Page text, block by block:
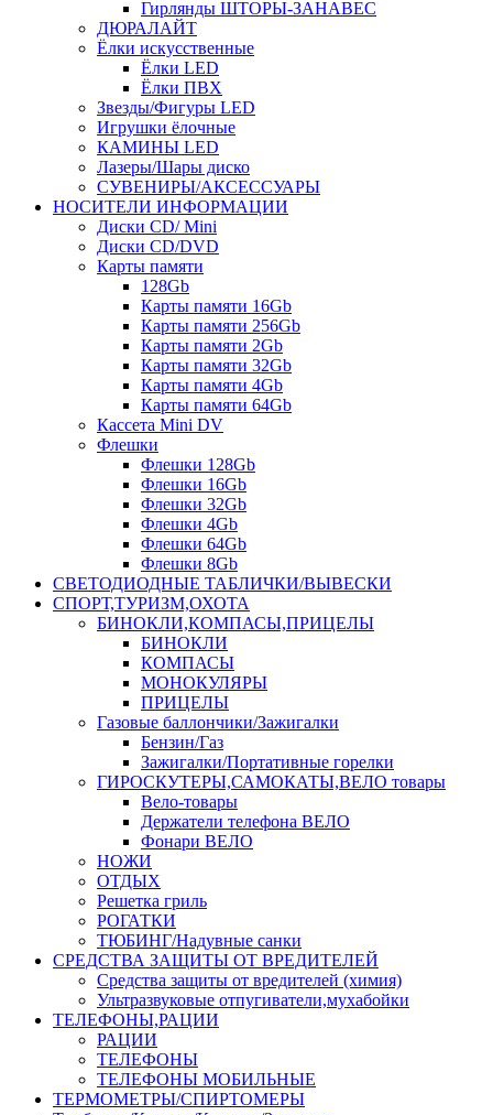
Гирлянды ШТОРЫ-ЗАНАВЕС
ДЮРАЛАЙТ
Ёлки искусственные
Ёлки LED
Ёлки ПВХ
Звезды/Фигуры LED
Игрушки ёлочные
КАМИНЫ LED
Лазеры/Шары диско
СУВЕНИРЫ/АКСЕССУАРЫ
НОСИТЕЛИ ИНФОРМАЦИИ
Диски CD/ Mini
Диски CD/DVD
Карты памяти
128Gb
Карты памяти 16Gb
Карты памяти 256Gb
Карты памяти 2Gb
Карты памяти 32Gb
Карты памяти 4Gb
Карты памяти 64Gb
Кассета Mini DV
Флешки
Флешки 128Gb
Флешки 16Gb
Флешки 32Gb
Флешки 4Gb
Флешки 64Gb
Флешки 8Gb
СВЕТОДИОДНЫЕ ТАБЛИЧКИ/ВЫВЕСКИ
СПОРТ,ТУРИЗМ,ОХОТА
БИНОКЛИ,КОМПАСЫ,ПРИЦЕЛЫ
БИНОКЛИ
КОМПАСЫ
МОНОКУЛЯРЫ
ПРИЦЕЛЫ
Газовые баллончики/Зажигалки
Бензин/Газ
Зажигалки/Портативные горелки
ГИРОСКУТЕРЫ,САМОКАТЫ,ВЕЛО товары
Вело-товары
Держатели телефона ВЕЛО
Фонари ВЕЛО
НОЖИ
ОТДЫХ
Решетка гриль
РОГАТКИ
ТЮБИНГ/Надувные санки
СРЕДСТВА ЗАЩИТЫ ОТ ВРЕДИТЕЛЕЙ
Средства защиты от вредителей (химия)
Ультразвуковые отпугиватели,мухабойки
ТЕЛЕФОНЫ,РАЦИИ
РАЦИИ
ТЕЛЕФОНЫ
ТЕЛЕФОНЫ МОБИЛЬНЫЕ
ТЕРМОМЕТРЫ/СПИРТОМЕРЫ